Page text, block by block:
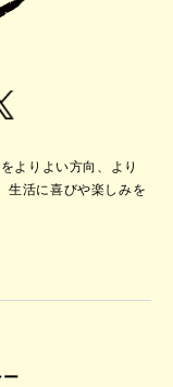
よりよい方向、より
生活に喜びや楽しみを
ー